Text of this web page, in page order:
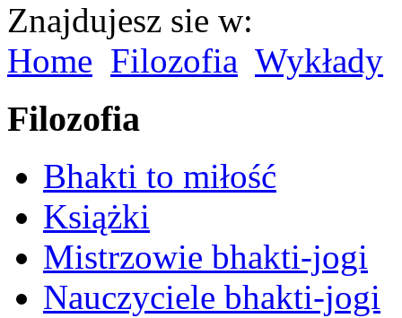
Znajdujesz sie w:
Home Filozofia Wykłady
Filozofia
Bhakti to miłość
Książki
Mistrzowie bhakti-jogi
Nauczyciele bhakti-jogi